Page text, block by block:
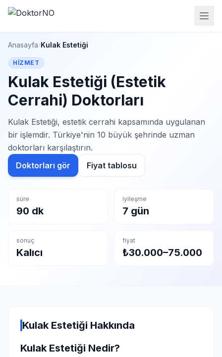
Anasayfa›Kulak Estetiği
HIZMET
Kulak Estetiği (Estetik
Cerrahi) Doktorları
Kulak Estetiği, estetik cerrahi kapsamında uygulanan
bir işlemdir. Türkiye'nin 10 büyük şehrinde uzman
doktorları karşılaştırın.
Doktorları gör
Fiyat tablosu
süre
90 dk
iyileşme
7 gün
sonuç
Kalıcı
fiyat
₺30.000–75.000
Kulak Estetiği Hakkında
Kulak Estetiği Nedir?